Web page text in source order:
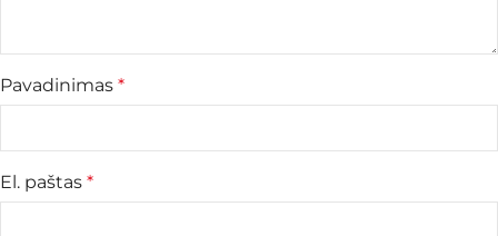
Pavadinimas *
El. paštas *